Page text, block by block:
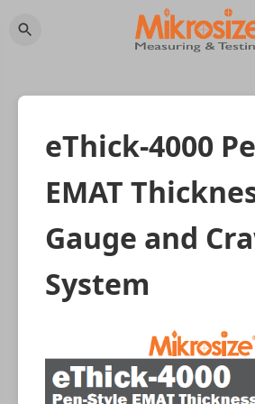
eThick-4000
EMAT
Gauge and
System